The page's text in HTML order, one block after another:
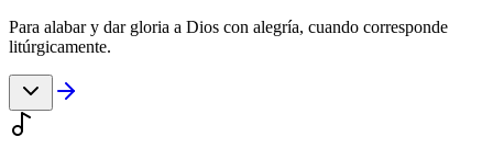
Para alabar y dar gloria a Dios con alegría, cuando corresponde
litúrgicamente.